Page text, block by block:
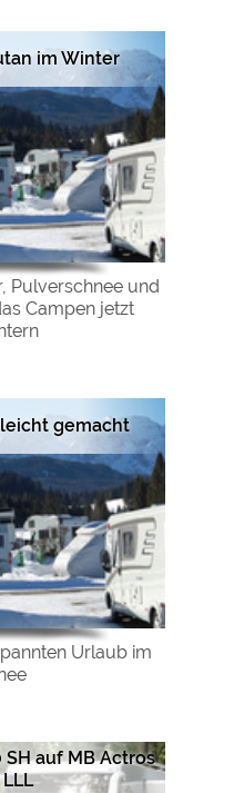
im Winter
Pulverschnee und
Campen jetzt
gemacht
Urlaub im
SH auf MB Actros